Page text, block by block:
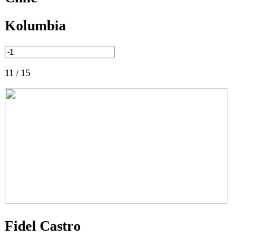
Kolumbia
11 / 15
Fidel Castro